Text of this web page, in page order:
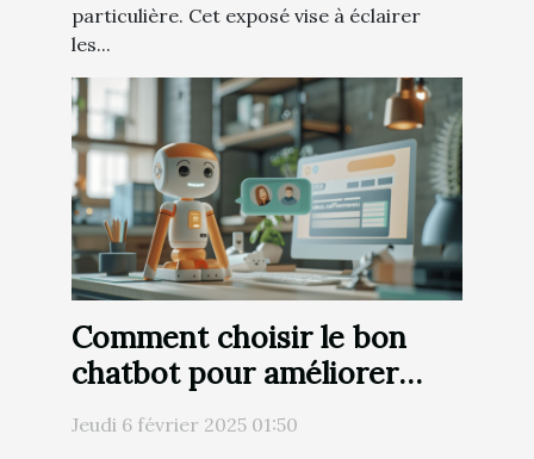
particulière. Cet exposé vise à éclairer
les...
Comment choisir le bon
chatbot pour améliorer
l'engagement client
Jeudi 6 février 2025 01:50